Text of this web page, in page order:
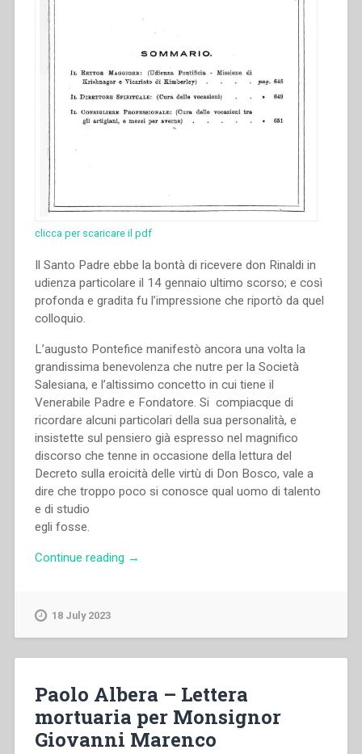
clicca per scaricare il pdf
Il Santo Padre ebbe la bontà di ricevere don Rinaldi in
udienza particolare il 14 gennaio ultimo scorso; e così
profonda e gradita fu l’impressione che riportò da quel
colloquio.
L’augusto Pontefice manifestò ancora una volta la
grandissima benevolenza che nutre per la Società
Salesiana, e l’altissimo concetto in cui tiene il
Venerabile Padre e Fondatore. Si compiacque di
ricordare alcuni particolari della sua personalità, e
insistette sul pensiero già espresso nel magnifico
discorso che tenne in occasione della lettura del
Decreto sulla eroicità delle virtù di Don Bosco, vale a
dire che troppo poco si conosce qual uomo di talento
e di studio
egli fosse.
Continue reading “Filippo
Krishnagar
e
Vicariato
→
18 July 2023
Paolo Albera – Lettera
mortuaria per Monsignor
Giovanni Marenco